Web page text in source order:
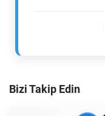
Bizi Takip Edin